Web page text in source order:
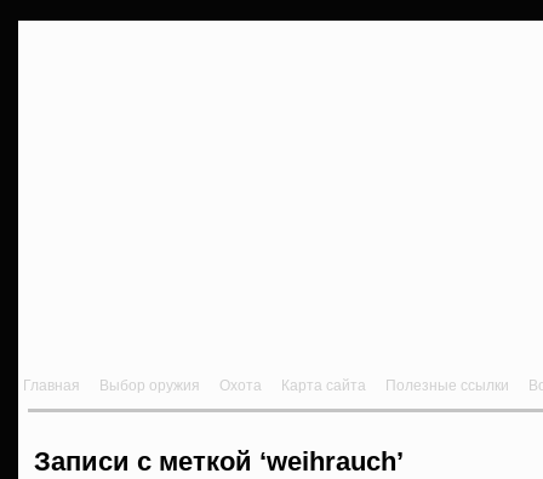
Главная Выбор оружия Охота Карта сайта Полезные ссылки
Записи с меткой ‘weihrauch’